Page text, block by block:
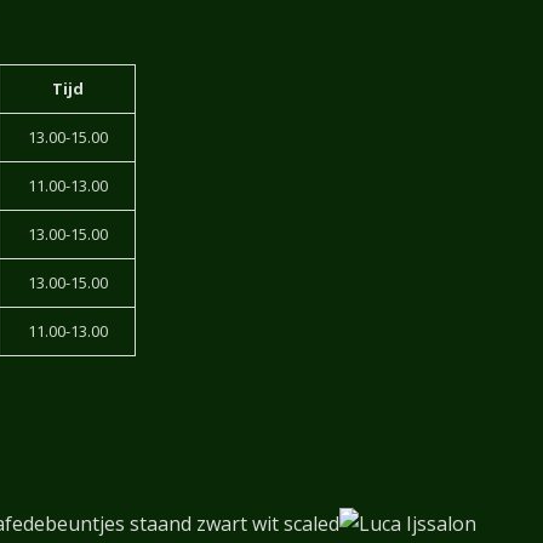
Tijd
13.00-15.00
11.00-13.00
13.00-15.00
13.00-15.00
11.00-13.00